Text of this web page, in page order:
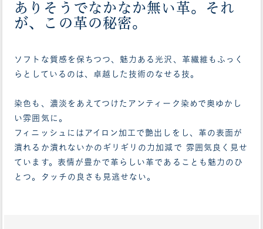
ありそうでなかなか無い革。それ
が、この革の秘密。
ソフトな質感を保ちつつ、魅力ある光沢、革繊維もふっく
らとしているのは、卓越した技術のなせる技。
染色も、濃淡をあえてつけたアンティーク染めで奥ゆかし
い雰囲気に。
フィニッシュにはアイロン加工で艶出しをし、革の表面が
潰れるか潰れないかのギリギリの力加減で 雰囲気良く見せ
ています。表情が豊かで革らしい革であることも魅力のひ
とつ。タッチの良さも見逃せない。